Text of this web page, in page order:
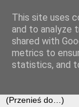
This site uses
and to analyze
shared with
metrics to
statistics, and